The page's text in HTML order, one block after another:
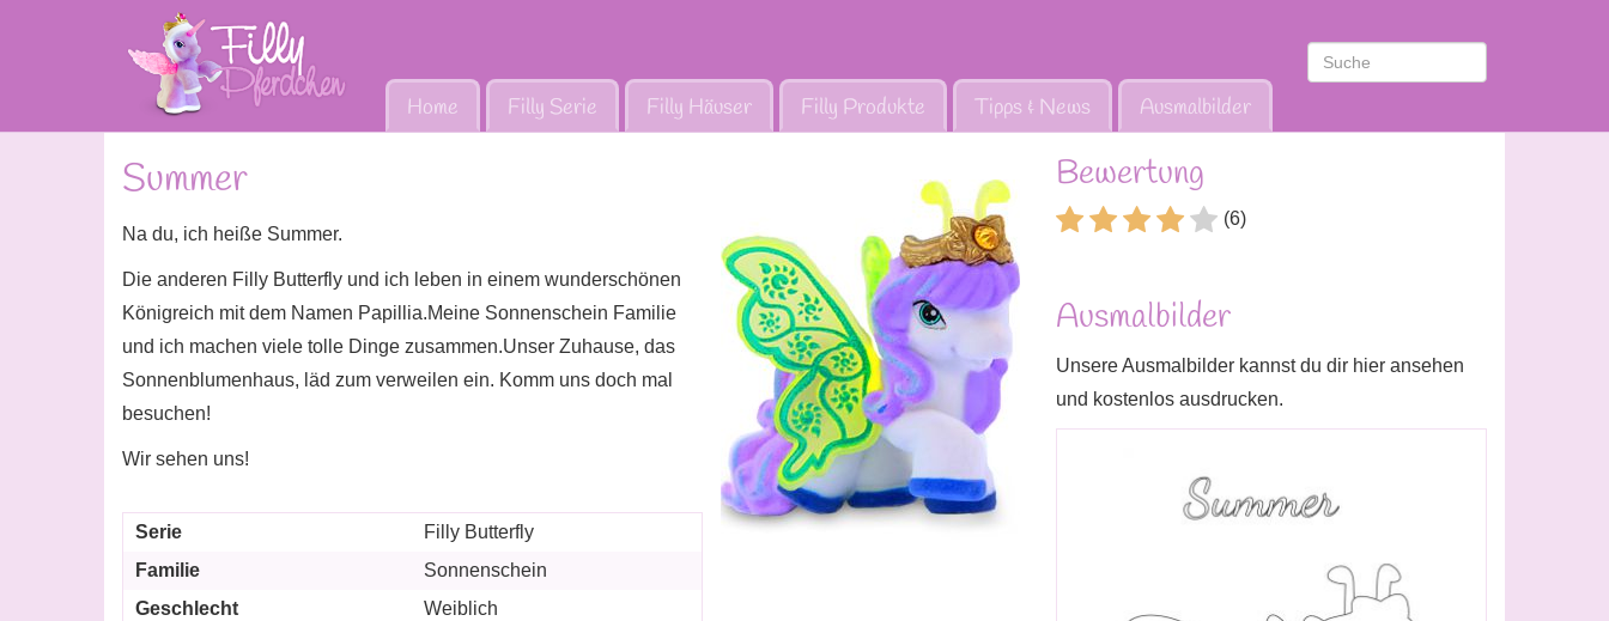
Home Filly Serie Filly Häuser Filly Produkte Tipps & News Ausmalbilder
Summer
Na du, ich heiße Summer.
Die anderen Filly Butterfly und ich leben in einem wunderschönen
Königreich mit dem Namen Papillia.Meine Sonnenschein Familie
und ich machen viele tolle Dinge zusammen.Unser Zuhause, das
Sonnenblumenhaus, läd zum verweilen ein. Komm uns doch mal
besuchen!
Wir sehen uns!
Serie
Filly Butterfly
Familie
Sonnenschein
Geschlecht
Weiblich
Bewertung
(6)
Ausmalbilder
Unsere Ausmalbilder kannst du dir hier ansehen
und kostenlos ausdrucken.